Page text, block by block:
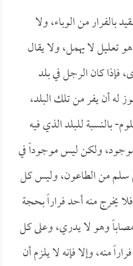
بالفرار من الوباء، ولا
تعليل لا يهمل، ولا يقال
فإذا كان الرجل في بلد
له أن يفر من تلك البلد،
بالنسبة للبلد الذي فيه
ولكن ليس موجوداً في
من الطاعون، وليس كل
يخرج منه أحد فراراً بحجة
وهو لا يدري، وعلى كل
منه، وإلا فإنه لا يلزم أن